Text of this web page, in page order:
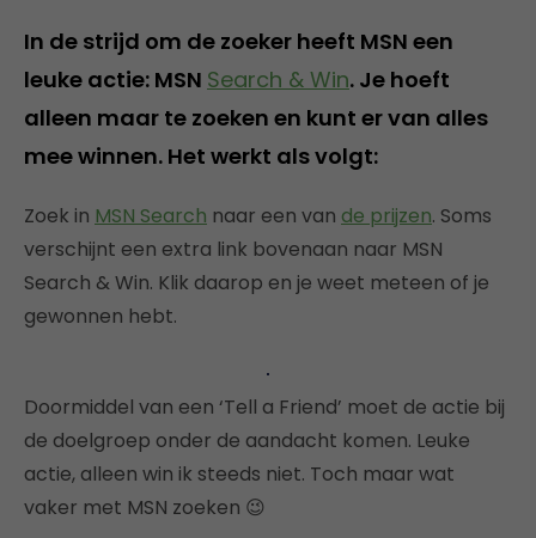
In de strijd om de zoeker heeft MSN een
leuke actie: MSN Search & Win. Je hoeft
alleen maar te zoeken en kunt er van alles
mee winnen. Het werkt als volgt:
Zoek in MSN Search naar een van de prijzen. Soms
verschijnt een extra link bovenaan naar MSN
Search & Win. Klik daarop en je weet meteen of je
gewonnen hebt.
Doormiddel van een ‘Tell a Friend’ moet de actie bij
de doelgroep onder de aandacht komen. Leuke
actie, alleen win ik steeds niet. Toch maar wat
vaker met MSN zoeken 😉